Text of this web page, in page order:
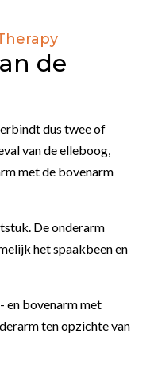
de
dus twee of
van de elleboog,
met de bovenarm
De onderarm
het spaakbeen en
en bovenarm met
ten opzichte van